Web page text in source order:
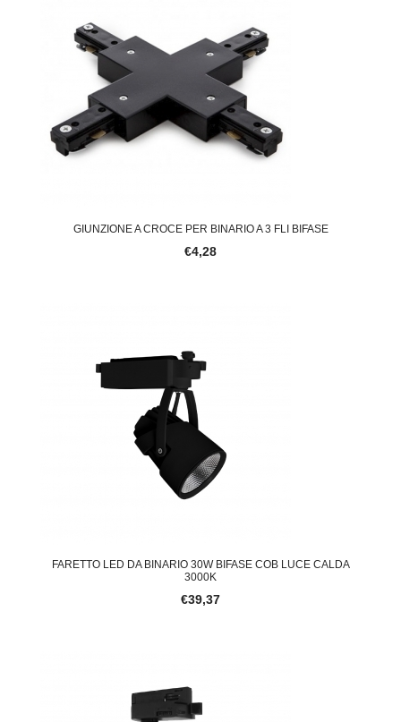
GIUNZIONE A CROCE PER BINARIO A 3 FLI BIFASE
€4,28
FARETTO LED DA BINARIO 30W BIFASE COB LUCE CALDA
3000K
€39,37